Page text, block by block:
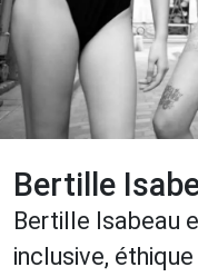
Bertille
Bertille Isabeau
inclusive,